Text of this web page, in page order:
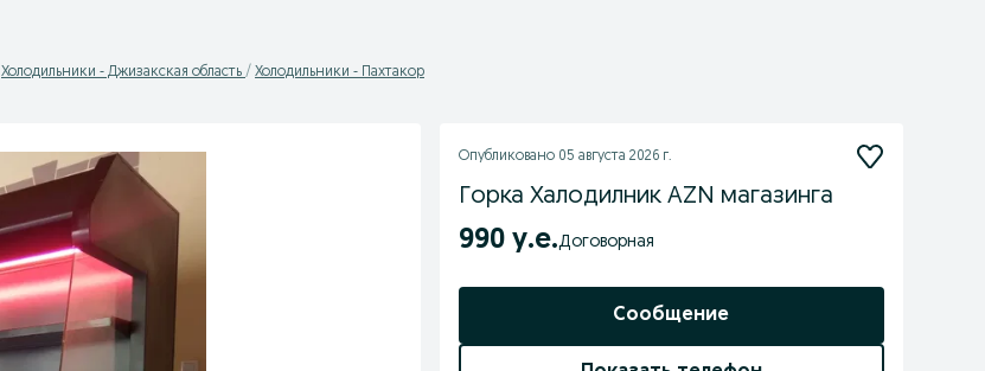
Холодильники - Джизакская область Холодильники - Пахтакор
Опубликовано 05 августа 2026 г.
Горка Халодилник AZN магазинга
990 у.е. Договорная
Сообщение